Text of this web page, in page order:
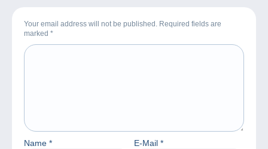
Your email address will not be published. Required fields are
marked *
Name * E-Mail *